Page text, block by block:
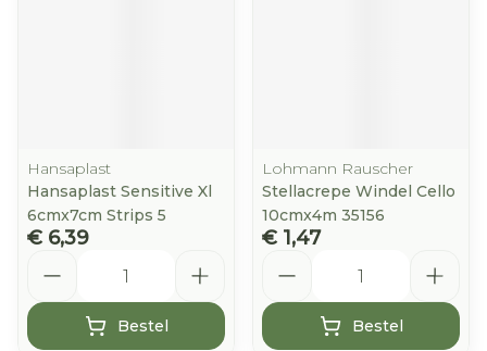
Hansaplast
Hansaplast Sensitive Xl
6cmx7cm Strips 5
€ 6,39
Bestel
Lohmann Rauscher
Stellacrepe Windel Cello
10cmx4m 35156
€ 1,47
Bestel